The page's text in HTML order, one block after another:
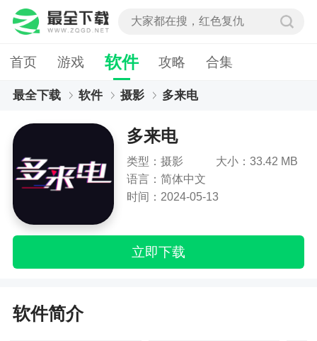
首页 游戏 软件 攻略 合集
最全下载 软件 摄影 多来电
多来电
类型：摄影
大小：33.42 MB
语言：简体中文
时间：2024-05-13
立即下载
软件简介